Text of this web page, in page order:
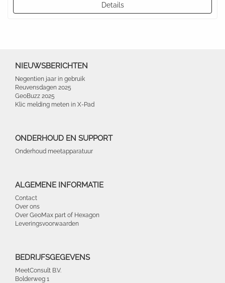
Details
NIEUWSBERICHTEN
Negentien jaar in gebruik
Reuvensdagen 2025
GeoBuzz 2025
Klic melding meten in X-Pad
ONDERHOUD EN SUPPORT
Onderhoud meetapparatuur
ALGEMENE INFORMATIE
Contact
Over ons
Over GeoMax part of Hexagon
Leveringsvoorwaarden
BEDRIJFSGEGEVENS
MeetConsult B.V.
Bolderweg 1